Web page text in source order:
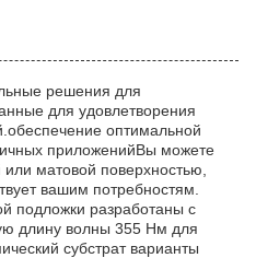
решения для
для удовлетворения
оптимальной
приложенийВы можете
матовой поверхностью,
вашим потребностям.
подложки разработаны с
длину волны 355 Нм для
субстрат варианты